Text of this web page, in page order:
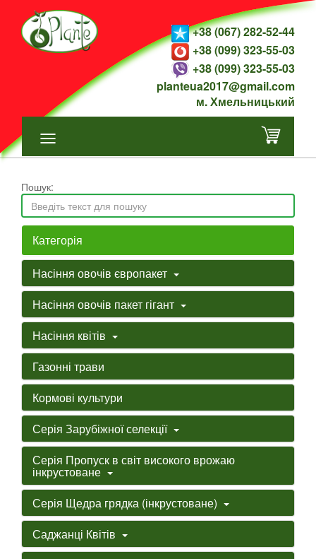
+38 (067) 282-52-44
+38 (099) 323-55-03
+38 (099) 323-55-03
planteua2017@gmail.com
м. Хмельницький
Пошук:
Категорія
Насіння овочів європакет
Насіння овочів пакет гігант
Насіння квітів
Газонні трави
Кормові культури
Серія Зарубіжної селекції
Серія Пропуск в світ високого врожаю
інкрустоване
Серія Щедра грядка (інкрустоване)
Саджанці Квітів